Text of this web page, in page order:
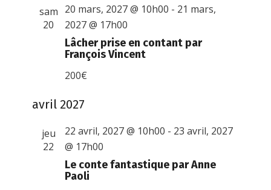
sam
20
Lâcher prise en contant par
François Vincent
20 mars, 2027 @ 10h00 - 21 mars,
2027 @ 17h00
200€
avril 2027
jeu
22
Le conte fantastique par Anne
Paoli
22 avril, 2027 @ 10h00 - 23 avril, 2027
@ 17h00